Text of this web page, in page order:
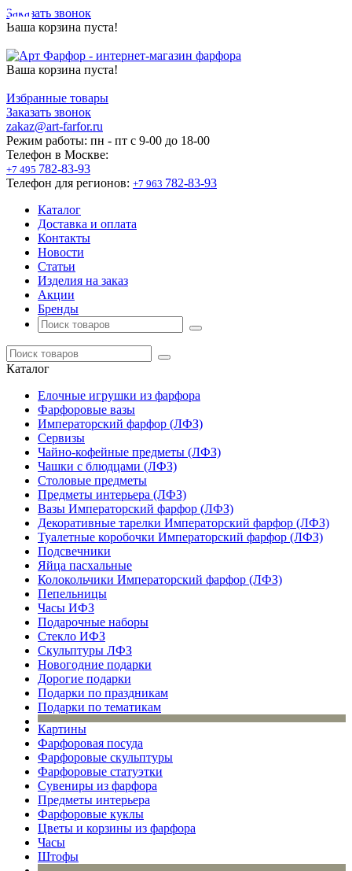
Заказать звонок
Ваша корзина пуста!
Ваша корзина пуста!
Избранные товары
Заказать звонок
zakaz@art-farfor.ru
Режим работы: пн - пт c 9-00 до 18-00
Телефон в Москве:
+7 495 782-83-93
Телефон для регионов: +7 963 782-83-93
Каталог
Доставка и оплата
Контакты
Новости
Статьи
Изделия на заказ
Акции
Бренды
Каталог
Елочные игрушки из фарфора
Фарфоровые вазы
Императорский фарфор (ЛФЗ)
Сервизы
Чайно-кофейные предметы (ЛФЗ)
Чашки с блюдцами (ЛФЗ)
Столовые предметы
Предметы интерьера (ЛФЗ)
Вазы Императорский фарфор (ЛФЗ)
Декоративные тарелки Императорский фарфор (ЛФЗ)
Туалетные коробочки Императорский фарфор (ЛФЗ)
Подсвечники
Яйца пасхальные
Колокольчики Императорский фарфор (ЛФЗ)
Пепельницы
Часы ИФЗ
Подарочные наборы
Стекло ИФЗ
Скульптуры ЛФЗ
Новогодние подарки
Дорогие подарки
Подарки по праздникам
Подарки по тематикам
Картины
Фарфоровая посуда
Фарфоровые скульптуры
Фарфоровые статуэтки
Сувениры из фарфора
Предметы интерьера
Фарфоровые куклы
Цветы и корзины из фарфора
Часы
Штофы